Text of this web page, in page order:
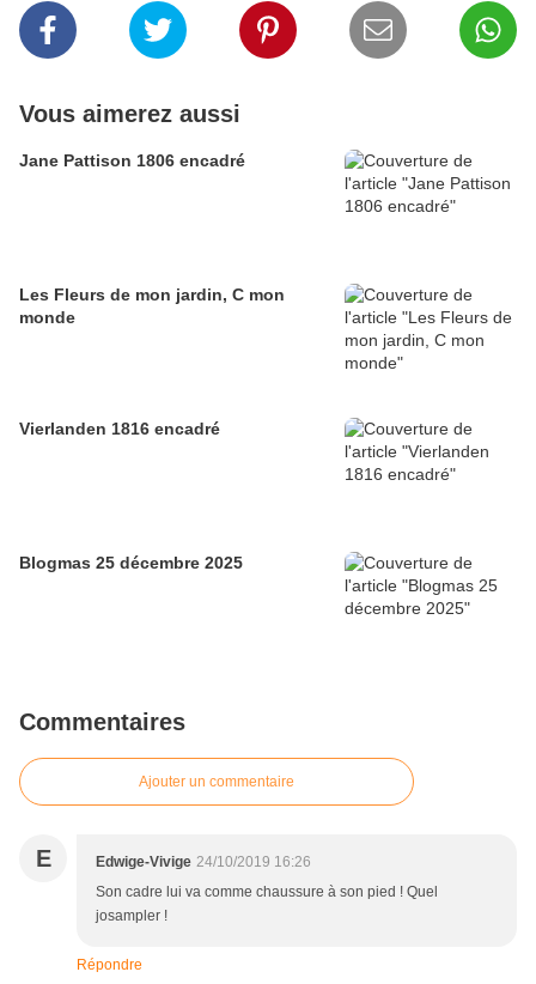
Vous aimerez aussi
Jane Pattison 1806 encadré
Les Fleurs de mon jardin, C mon
monde
Vierlanden 1816 encadré
Blogmas 25 décembre 2025
Commentaires
Ajouter un commentaire
E Edwige-Vivige 24/10/2019 16:26
Son cadre lui va comme chaussure à son pied ! Quel
josampler !
Répondre